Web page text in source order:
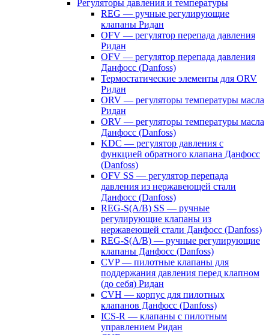
Регуляторы давления и температуры
REG — ручные регулирующие
клапаны Ридан
OFV — регулятор перепада давления
Ридан
OFV — регулятор перепада давления
Данфосс (Danfoss)
Термостатические элементы для ORV
Ридан
ORV — регуляторы температуры масла
Ридан
ORV — регуляторы температуры масла
Данфосс (Danfoss)
KDC — регулятор давления с
функцией обратного клапана Данфосс
(Danfoss)
OFV SS — регулятор перепада
давления из нержавеющей стали
Данфосс (Danfoss)
REG-S(A/B) SS — ручные
регулирующие клапаны из
нержавеющей стали Данфосс (Danfoss)
REG-S(A/B) — ручные регулирующие
клапаны Данфосс (Danfoss)
CVP — пилотные клапаны для
поддержания давления перед клапном
(до себя) Ридан
CVH — корпус для пилотных
клапанов Данфосс (Danfoss)
ICS-R — клапаны с пилотным
управлением Ридан